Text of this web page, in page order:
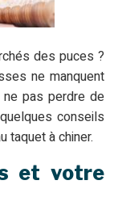
des puces ?
ne manquent
pas perdre de
conseils
taquet à chiner.
et votre